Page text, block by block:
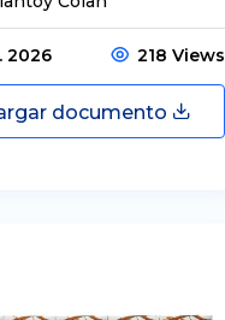
2026 218 Views
documento